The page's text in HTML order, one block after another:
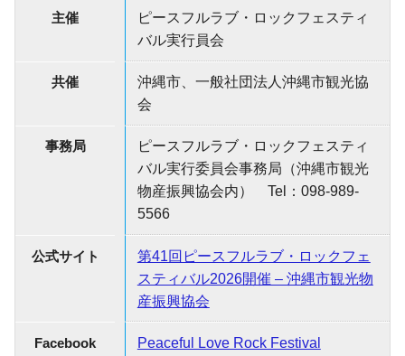
主催
ピースフルラブ・ロックフェスティ
バル実行員会
共催
沖縄市、一般社団法人沖縄市観光協
会
事務局
ピースフルラブ・ロックフェスティ
バル実行委員会事務局（沖縄市観光
物産振興協会内） Tel：098-989-
5566
公式サイト
第41回ピースフルラブ・ロックフェ
スティバル2026開催 – 沖縄市観光物
産振興協会
Facebook Peaceful Love Rock Festival